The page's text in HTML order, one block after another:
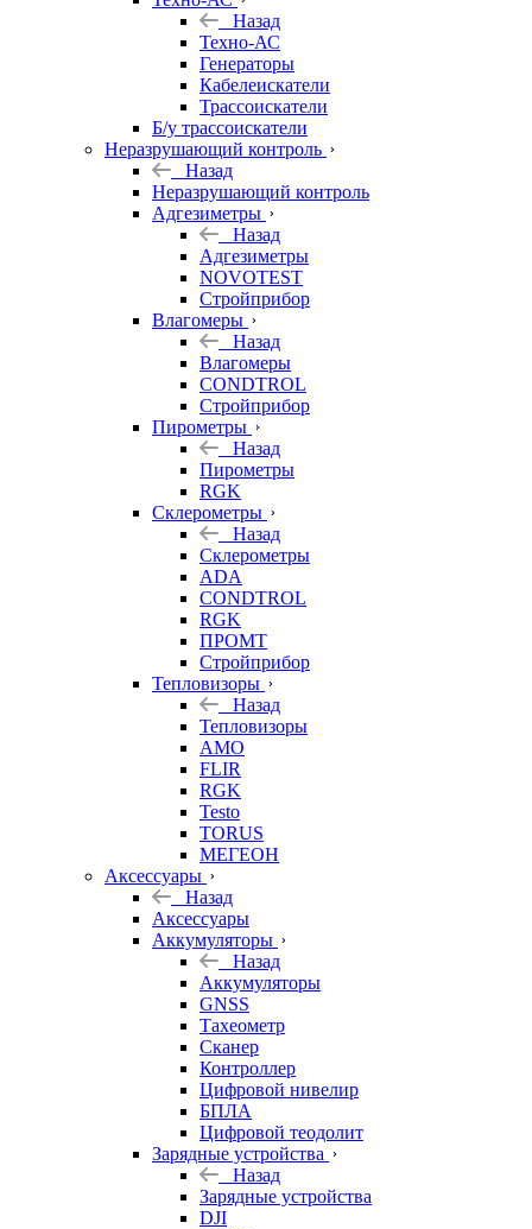
Назад
Техно-АС
Генераторы
Кабелеискатели
Трассоискатели
Б/у трассоискатели
Неразрушающий контроль
Назад
Неразрушающий контроль
Адгезиметры
Назад
Адгезиметры
NOVOTEST
Стройприбор
Влагомеры
Назад
Влагомеры
CONDTROL
Стройприбор
Пирометры
Назад
Пирометры
RGK
Склерометры
Назад
Склерометры
ADA
CONDTROL
RGK
ПРОМТ
Стройприбор
Тепловизоры
Назад
Тепловизоры
AMO
FLIR
RGK
Testo
TORUS
МЕГЕОН
Аксессуары
Назад
Аксессуары
Аккумуляторы
Назад
Аккумуляторы
GNSS
Тахеометр
Сканер
Контроллер
Цифровой нивелир
БПЛА
Цифровой теодолит
Зарядные устройства
Назад
Зарядные устройства
DJI